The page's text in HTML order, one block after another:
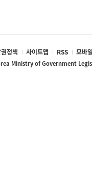
정책 사이트맵 RSS 모바
Ministry of Government